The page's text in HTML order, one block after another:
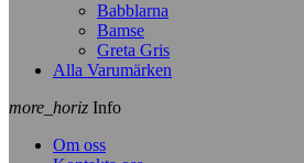
Babblarna
Bamse
Greta Gris
Alla Varumärken
more_horiz Info
Om oss